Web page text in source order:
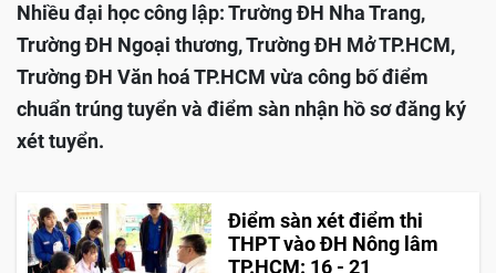
Nhiều đại học công lập: Trường ĐH Nha Trang,
Trường ĐH Ngoại thương, Trường ĐH Mở TP.HCM,
Trường ĐH Văn hoá TP.HCM vừa công bố điểm
chuẩn trúng tuyển và điểm sàn nhận hồ sơ đăng ký
xét tuyển.
Điểm sàn xét điểm thi
THPT vào ĐH Nông lâm
TP.HCM: 16 - 21